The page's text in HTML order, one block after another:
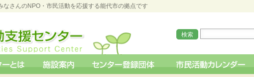
なさんのNPO・市民活動を応援する能代市の拠点です